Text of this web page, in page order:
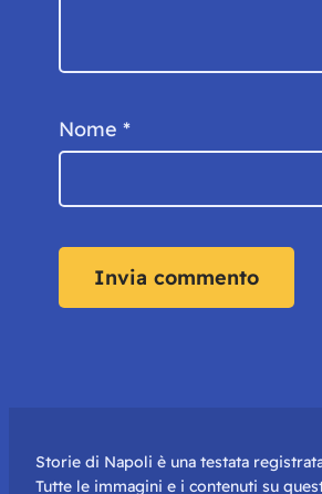
Nome *
Storie di Napoli è una testata
Tutte le immagini e i contenuti su